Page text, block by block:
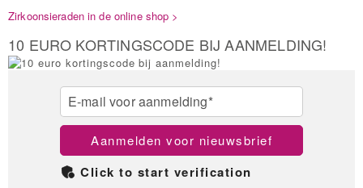
Zirkoonsieraden in de online shop >
10 EURO KORTINGSCODE BIJ AANMELDING!
E-mail voor aanmelding*
Aanmelden voor nieuwsbrief
Click to start verification